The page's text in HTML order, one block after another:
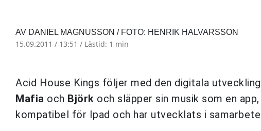
AV DANIEL MAGNUSSON / FOTO: HENRIK HALVARSSON
15.09.2011 / 13:51 / Lästid: 1 min
Acid House Kings följer med den digitala
Mafia och Björk och släpper sin musik som en
kompatibel för Ipad och har utvecklats i